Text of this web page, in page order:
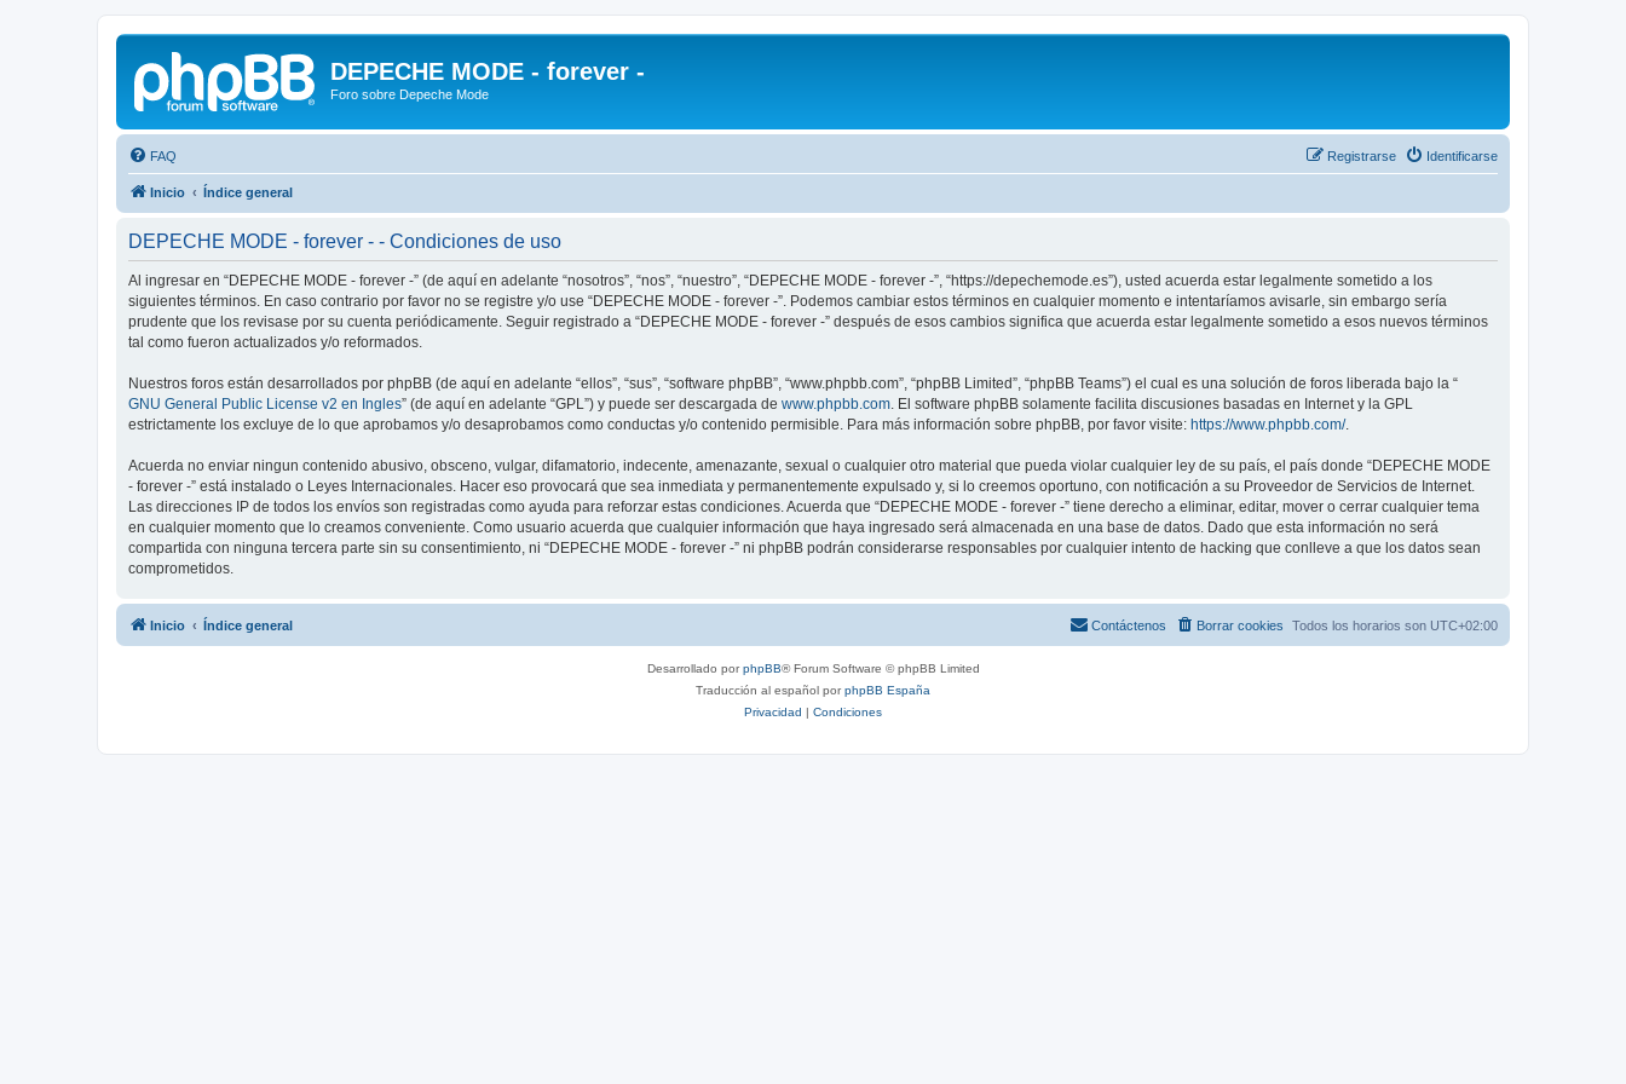
DEPECHE MODE - forever -
Foro sobre Depeche Mode
FAQ Identificarse
Registrarse
Inicio Índice general
DEPECHE MODE - forever - - Condiciones de uso
Al ingresar en “DEPECHE MODE - forever -” (de aquí en adelante “nosotros”, “nos”, “nuestro”, “DEPECHE MODE - forever -”, “https://depechemode.es”), usted acuerda estar legalmente sometido a los
siguientes términos. En caso contrario por favor no se registre y/o use “DEPECHE MODE - forever -”. Podemos cambiar estos términos en cualquier momento e intentaríamos avisarle, sin embargo sería
prudente que los revisase por su cuenta periódicamente. Seguir registrado a “DEPECHE MODE - forever -” después de esos cambios significa que acuerda estar legalmente sometido a esos nuevos términos
tal como fueron actualizados y/o reformados.
Nuestros foros están desarrollados por phpBB (de aquí en adelante “ellos”, “sus”, “software phpBB”, “www.phpbb.com”, “phpBB Limited”, “phpBB Teams”) el cual es una solución de foros liberada bajo la “
GNU General Public License v2 en Ingles” (de aquí en adelante “GPL”) y puede ser descargada de www.phpbb.com . El software phpBB solamente facilita discusiones basadas en Internet y la GPL
estrictamente los excluye de lo que aprobamos y/o desaprobamos como conductas y/o contenido permisible. Para más información sobre phpBB, por favor visite: https://www.phpbb.com/.
Acuerda no enviar ningun contenido abusivo, obsceno, vulgar, difamatorio, indecente, amenazante, sexual o cualquier otro material que pueda violar cualquier ley de su país, el país donde “DEPECHE MODE
- forever -” está instalado o Leyes Internacionales. Hacer eso provocará que sea inmediata y permanentemente expulsado y, si lo creemos oportuno, con notificación a su Proveedor de Servicios de Internet.
Las direcciones IP de todos los envíos son registradas como ayuda para reforzar estas condiciones. Acuerda que “DEPECHE MODE - forever -” tiene derecho a eliminar, editar, mover o cerrar cualquier tema
en cualquier momento que lo creamos conveniente. Como usuario acuerda que cualquier información que haya ingresado será almacenada en una base de datos. Dado que esta información no será
compartida con ninguna tercera parte sin su consentimiento, ni “DEPECHE MODE - forever -” ni phpBB podrán considerarse responsables por cualquier intento de hacking que conlleve a que los datos sean
comprometidos.
Inicio Índice general Todos los horarios son UTC+02:00
Borrar cookies
Contáctenos
Desarrollado porphpBB® Forum Software © phpBB Limited
Traducción al español porphpBB España
Privacidad | Condiciones